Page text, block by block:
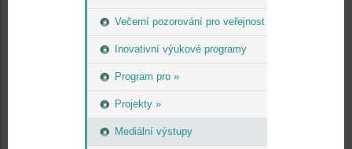
Večerní pozorování pro veřejnost
Inovativní výukové programy
Program pro »
Projekty »
Mediální výstupy